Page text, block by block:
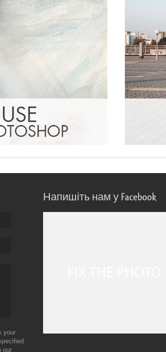
your
our
Напишіть нам у Facebook